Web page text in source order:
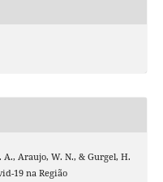
A., Araujo, W. N., & Gurgel, H.
19 na Região